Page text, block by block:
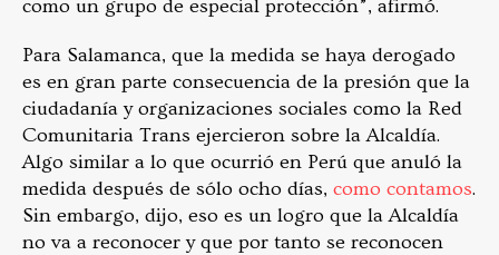
como un grupo de especial protección”, afirmó.
Para Salamanca, que la medida se haya derogado
es en gran parte consecuencia de la presión que la
ciudadanía y organizaciones sociales como la Red
Comunitaria Trans ejercieron sobre la Alcaldía.
Algo similar a lo que ocurrió en Perú que anuló la
medida después de sólo ocho días, como contamos.
Sin embargo, dijo, eso es un logro que la Alcaldía
no va a reconocer y que por tanto se reconocen